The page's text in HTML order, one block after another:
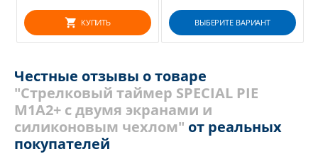
КУПИТЬ ВЫБЕРИТЕ ВАРИАНТ
Честные отзывы о товаре
"Стрелковый таймер SPECIAL PIE
M1A2+ с двумя экранами и
силиконовым чехлом" от реальных
покупателей